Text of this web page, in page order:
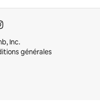
Inc.
générales